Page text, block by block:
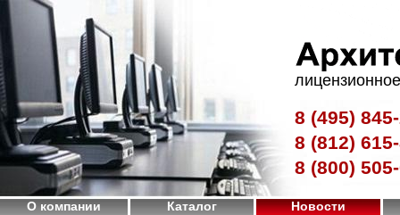
8 (495)
8 (812)
8 (800)
О компании Каталог Новости